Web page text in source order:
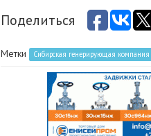
Поделиться
Метки Сибирская генерирующая компания